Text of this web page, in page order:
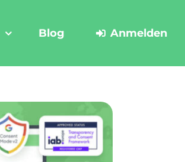
Blog Anmelden